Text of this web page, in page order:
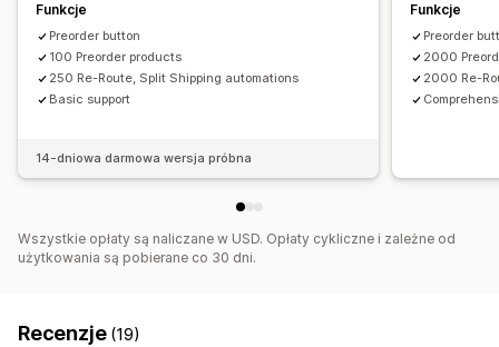
Funkcje
Preorder button
100 Preorder products
250 Re-Route, Split Shipping automations
Basic support
14-dniowa darmowa wersja próbna
Funkcje
Preorder
2000
2000 Re-
Wszystkie opłaty są naliczane w USD. Opłaty cykliczne i zależne od
użytkowania są pobierane co 30 dni.
Recenzje (19)